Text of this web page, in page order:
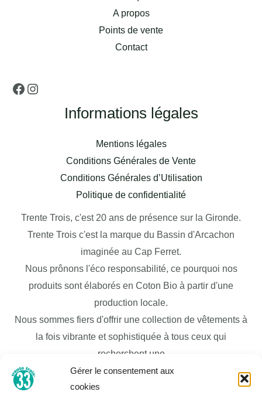
Gérer le consentement aux
cookies
A propos
Points de vente
Contact
Informations légales
Mentions légales
Conditions Générales de Vente
Conditions Générales d’Utilisation
Politique de confidentialité
Trente Trois, c'est 20 ans de présence sur la Gironde.
Trente Trois c'est la marque du Bassin d'Arcachon
imaginée au Cap Ferret.
Nous prônons l'éco responsabilité, ce pourquoi nos
produits sont élaborés en Coton Bio à partir d'une
production locale.
Nous sommes fiers d'offrir une collection de vêtements à
la fois vibrante et sophistiquée à tous ceux qui
recherchent une
garde-robe de mode moderne et élégante pour
correspondre à leur personnalité unique. Nous sommes